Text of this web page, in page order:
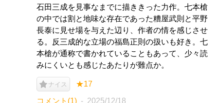
石田三成を見事なまでに描ききった力作。七本槍
の中では割と地味な存在であった糟屋武則と平野
長泰に見せ場を与えた辺り、作者の情を感じさせ
る。反三成的な立場の福島正則の扱いも好き。七
本槍が通称で書かれていることもあって、少々読
みにくいとも感じたあたりが難点か。
ナイス ★17
コメント(1) 2025/12/18